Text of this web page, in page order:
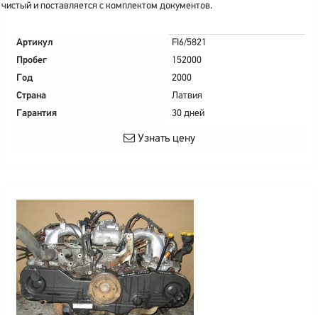
чистый и поставляется с комплектом документов.
Артикул
FI6/5821
Пробег
152000
Год
2000
Страна
Латвия
Гарантия
30 дней
Узнать цену